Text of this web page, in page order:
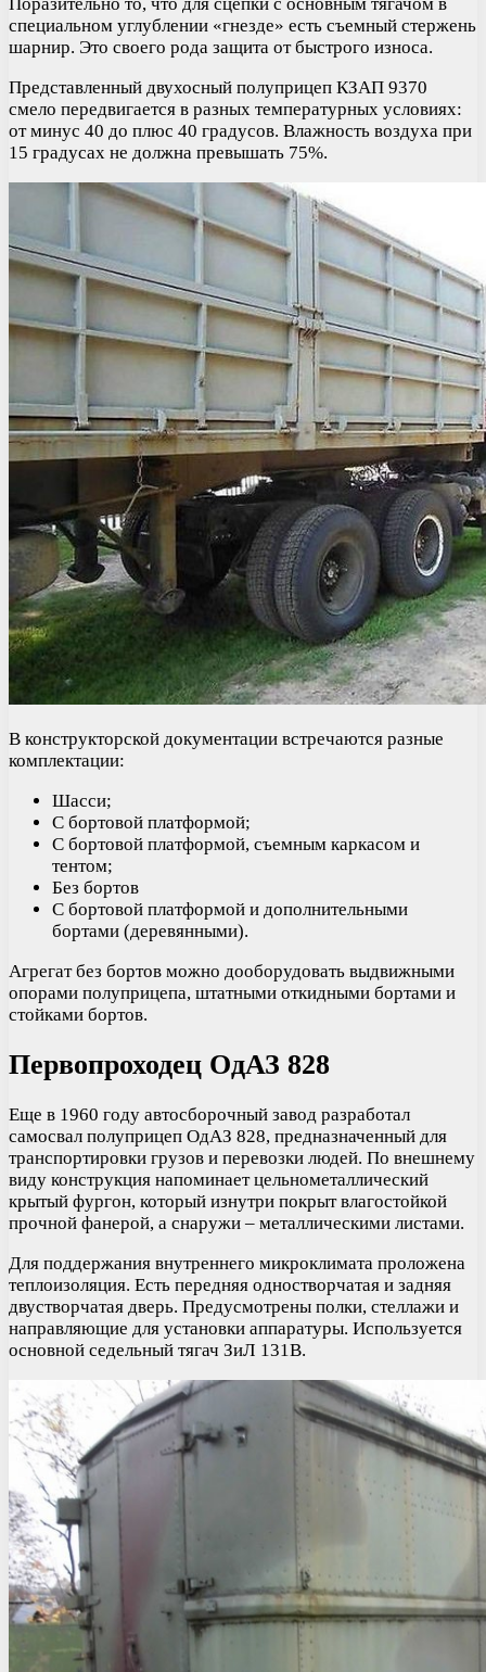
специальном углублении «гнезде» есть съемный стержень
шарнир. Это своего рода защита от быстрого износа.
Представленный двухосный полуприцеп КЗАП 9370
смело передвигается в разных температурных условиях:
от минус 40 до плюс 40 градусов. Влажность воздуха при
15 градусах не должна превышать 75%.
В конструкторской документации встречаются разные
комплектации:
Шасси;
С бортовой платформой;
С бортовой платформой, съемным каркасом и
тентом;
Без бортов
С бортовой платформой и дополнительными
бортами (деревянными).
Агрегат без бортов можно дооборудовать выдвижными
опорами полуприцепа, штатными откидными бортами и
стойками бортов.
Первопроходец ОдАЗ 828
Еще в 1960 году автосборочный завод разработал
самосвал полуприцеп ОдАЗ 828, предназначенный для
транспортировки грузов и перевозки людей. По внешнему
виду конструкция напоминает цельнометаллический
крытый фургон, который изнутри покрыт влагостойкой
прочной фанерой, а снаружи – металлическими листами.
Для поддержания внутреннего микроклимата проложена
теплоизоляция. Есть передняя одностворчатая и задняя
двустворчатая дверь. Предусмотрены полки, стеллажи и
направляющие для установки аппаратуры. Используется
основной седельный тягач ЗиЛ 131В.